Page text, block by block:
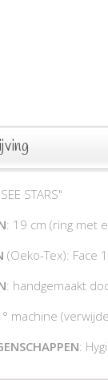
STARS"
: 19 cm (ring met
(Oeko-Tex): Face
: handgemaakt
machine
: